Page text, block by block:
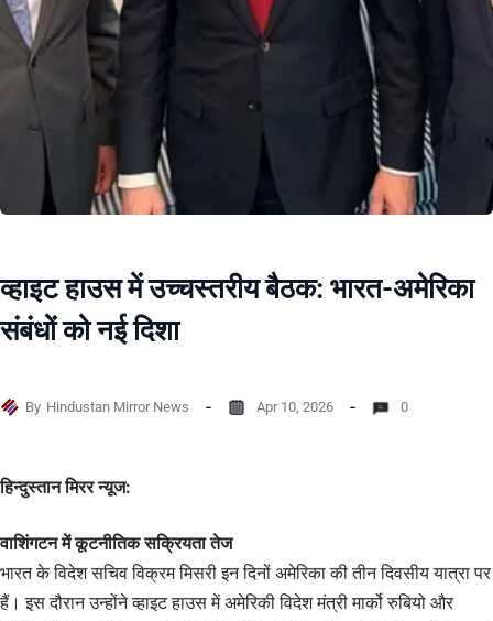
व्हाइट हाउस में उच्चस्तरीय बैठक: भारत-अमेरिका
संबंधों को नई दिशा
By Hindustan Mirror News Apr 10, 2026 0
हिन्दुस्तान मिरर न्यूज:
वाशिंगटन में कूटनीतिक सक्रियता तेज
भारत के विदेश सचिव विक्रम मिसरी इन दिनों अमेरिका की तीन दिवसीय यात्रा पर
हैं। इस दौरान उन्होंने व्हाइट हाउस में अमेरिकी विदेश मंत्री मार्को रुबियो और